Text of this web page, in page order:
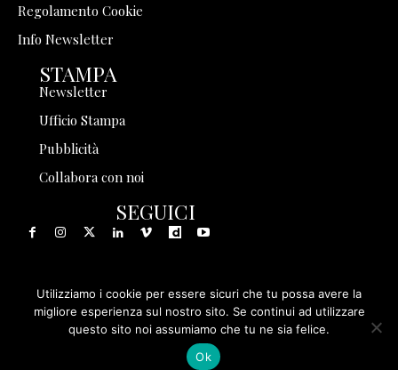
Regolamento Cookie
Info Newsletter
STAMPA
Newsletter
Ufficio Stampa
Pubblicità
Collabora con noi
SEGUICI
© 1999 - 2025 Storia in Rete Srl - Tutti i diritti riservati - P.
IVA 08570971005
Utilizziamo i cookie per essere sicuri che tu possa avere la
migliore esperienza sul nostro sito. Se continui ad utilizzare
questo sito noi assumiamo che tu ne sia felice.
Ok